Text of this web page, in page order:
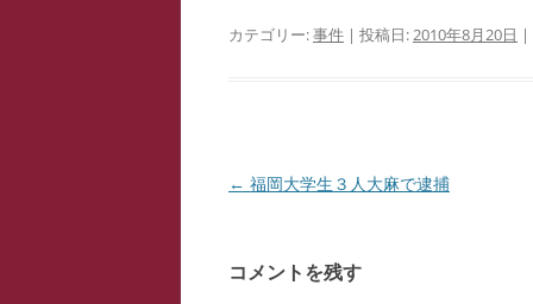
カテゴリー:事件 | 投稿日:2010年8月20日 |
投
ビ
← 福岡大学生３人大麻で逮捕
コメントを残す